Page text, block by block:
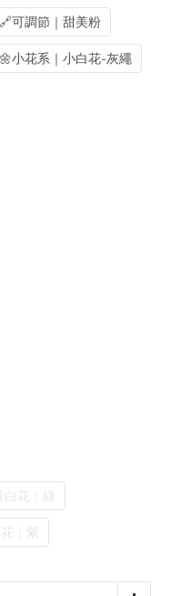
可調節｜甜美粉
小花系｜小白花-灰繩
黃白花｜綠
｜紫